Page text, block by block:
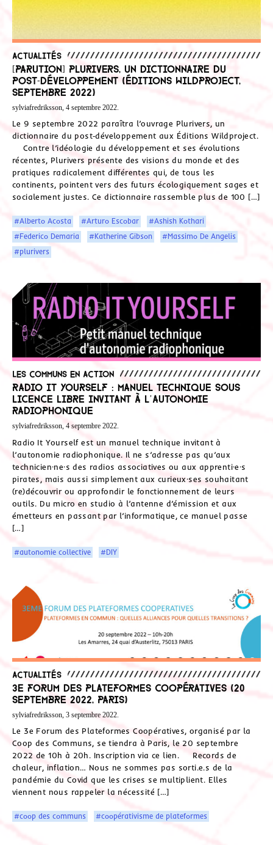
Actualités
[Parution] Plurivers, un dictionnaire du
post‑développement (Éditions Wildproject,
septembre 2022)
sylviafredriksson, 4 septembre 2022.
Le 9 septembre 2022 paraîtra l’ouvrage Plurivers, un
dictionnaire du post‑développement aux Éditions Wildproject.
Contre l’idéologie du développement et ses évolutions
récentes, Plurivers présente des visions du monde et des
pratiques radicalement différentes qui, de tous les
continents, pointent vers des futurs écologiquement sages et
socialement justes. Ce dictionnaire rassemble plus de 100 […]
#Alberto Acosta #Arturo Escobar
#Ashish Kothari
#Federico Demaria
#Katherine Gibson
#Massimo De Angelis
#plurivers
Les communs en action
Radio It Yourself : manuel technique sous
licence libre invitant à l’autonomie
radiophonique
sylviafredriksson, 4 septembre 2022.
Radio It Yourself est un manuel technique invitant à
l’autonomie radiophonique. Il ne s’adresse pas qu’aux
technicien·ne·s des radios associatives ou aux apprenti·e·s
pirates, mais aussi simplement aux curieux·ses souhaitant
(re)découvrir ou approfondir le fonctionnement de leurs
outils. Du micro en studio à l’antenne d’émission et aux
émetteurs en passant par l’informatique, ce manuel passe
[…]
#autonomie collective #DIY
Actualités
3e Forum des Plateformes Coopératives (20
septembre 2022, Paris)
sylviafredriksson, 3 septembre 2022.
Le 3e Forum des Plateformes Coopératives, organisé par la
Coop des Communs, se tiendra à Paris, le 20 septembre
2022 de 10h à 20h. Inscription via ce lien. Records de
chaleur, inflation… Nous ne sommes pas sorti.e.s de la
pandémie du Covid que les crises se multiplient. Elles
viennent nous rappeler la nécessité […]
#coop des communs #coopérativisme de plateformes